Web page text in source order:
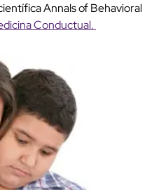
Annals of Behavioral
Conductual.